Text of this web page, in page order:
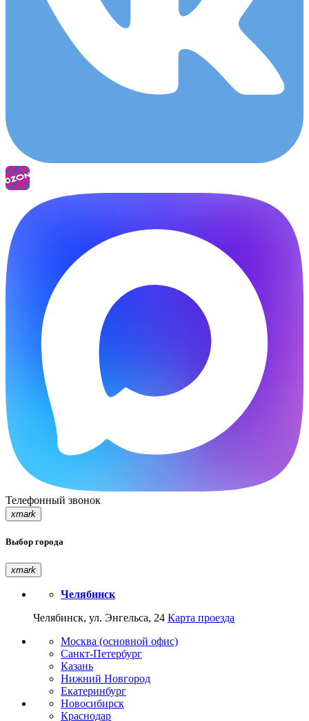
Телефонный звонок
xmark
Выбор города
xmark
Челябинск
Челябинск, ул. Энгельса, 24 Карта проезда
Москва (основной офис)
Санкт-Петербург
Казань
Нижний Новгород
Екатеринбург
Новосибирск
Краснодар